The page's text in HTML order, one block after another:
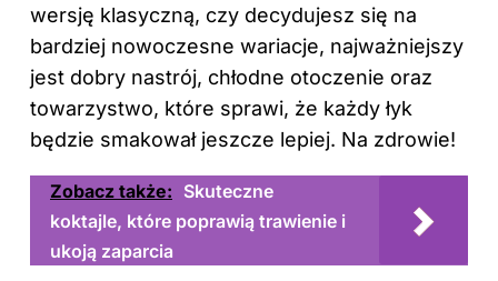
wersję klasyczną, czy decydujesz się na
bardziej nowoczesne wariacje, najważniejszy
jest dobry nastrój, chłodne otoczenie oraz
towarzystwo, które sprawi, że każdy łyk
będzie smakował jeszcze lepiej. Na zdrowie!
Zobacz także: Skuteczne
koktajle, które poprawią trawienie i
ukoją zaparcia